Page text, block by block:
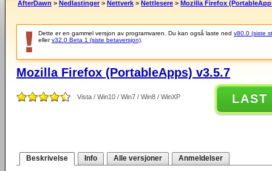
AfterDawn > Nedlastinger > Nettverk > Nettlesere > Mozilla Firefox
Dette er en gammel versjon av programvaren. Du kan også laste ned v80.0 (siste
ellerv32.0 Beta 1 (siste betaversjon)
Mozilla Firefox (PortableApps) v3.5.7
Vista / Win10 / Win7 / Win8 / WinXP LAST
Beskrivelse Info Alle versjoner Anmeldelser